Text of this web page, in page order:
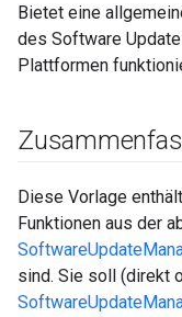
Bietet eine
des Software
Plattformen
Diese Vorlage
Funktionen aus der
sind. Sie soll (direkt